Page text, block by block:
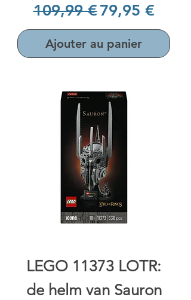
Prix original
109,99 €Prix
79,95 €
Ajouter au panier
LEGO 11373 LOTR:
de helm van Sauron